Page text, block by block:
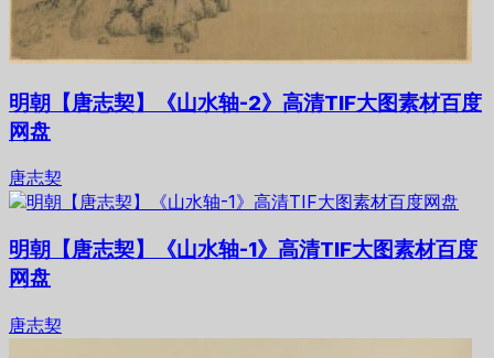
明朝【唐志契】《山水轴-2》高清TIF大图素材百度
网盘
唐志契
明朝【唐志契】《山水轴-1》高清TIF大图素材百度
网盘
唐志契